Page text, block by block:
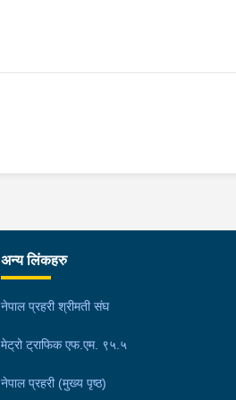
अन्य लिंकहरु
नेपाल प्रहरी श्रीमती संघ
मेट्रो ट्राफिक एफ.एम. ९५.५
नेपाल प्रहरी (मुख्य पृष्ठ)